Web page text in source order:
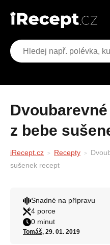
Dvoubarevné nepečené řezy
z bebe
iRecept.cz Recepty
sušenek recept
Snadné na přípravu
4 porce
0 minut
Tomáš, 29. 01. 2019